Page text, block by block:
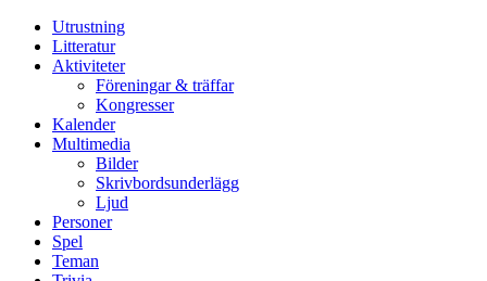
Utrustning
Litteratur
Aktiviteter
Föreningar & träffar
Kongresser
Kalender
Multimedia
Bilder
Skrivbordsunderlägg
Ljud
Personer
Spel
Teman